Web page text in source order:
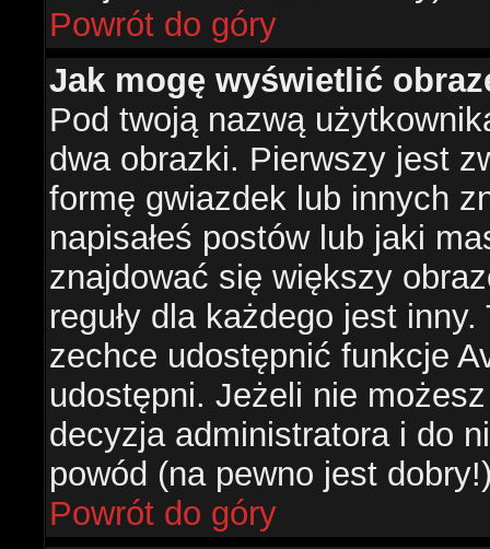
Powrót do góry
Jak mogę wyświetlić
Pod twoją nazwą
dwa obrazki. Pierwszy jest
formę gwiazdek lub innych
napisałeś postów lub jaki
znajdować się większy
reguły dla każdego jest
zechce udostępnić funkcje
udostępni. Jeżeli nie
decyzja administratora i do
powód (na pewno jest
Powrót do góry